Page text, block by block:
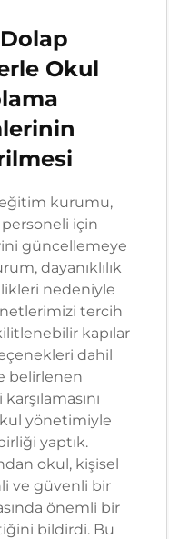
Okul
kurumu,
için
güncellemeye
dayanıklılık
nedeniyle
tercih
kapılar
dahil
belirlenen
yönetimiyle
yaptık.
okul, kişisel
ve güvenli bir
önemli bir
bildirdi. Bu